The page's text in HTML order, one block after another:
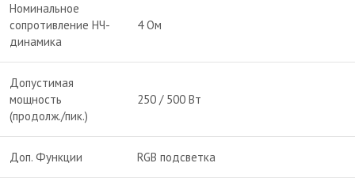
Номинальное
сопротивление НЧ-
динамика
4 Ом
Допустимая
мощность
(продолж./пик.)
250 / 500 Вт
Доп. Функции RGB подсветка